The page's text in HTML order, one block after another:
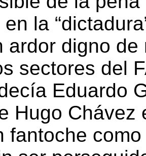
la
ardor digno
sectores del
Eduardo
Hugo Chávez
fantoche